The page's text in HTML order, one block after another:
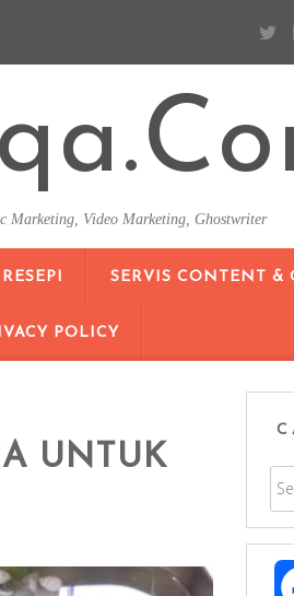
Marketing, Video Marketing, Ghostwriter
RESEPI SERVIS CONTENT &
POLICY
UNTUK